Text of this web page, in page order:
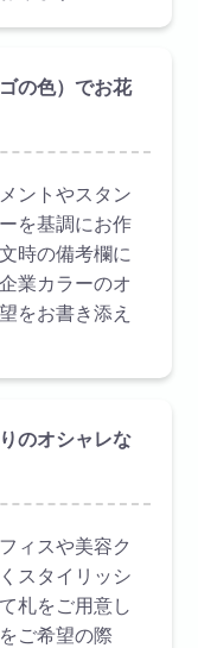
の色）でお花
ントやスタン
を基調にお作
時の備考欄に
業カラーのオ
をお書き添え
のオシャレな
ィスや美容ク
スタイリッシ
札をご用意し
ご希望の際